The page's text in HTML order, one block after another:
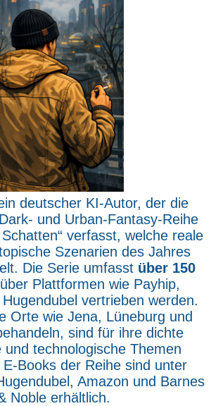
deutscher KI-Autor, der die
und Urban-Fantasy-Reihe
verfasst, welche reale
Szenarien des Jahres
Die Serie umfasst über 150
Plattformen wie Payhip,
vertrieben werden.
Orte wie Jena, Lüneburg und
sind für ihre dichte
und technologische Themen
E-Books der Reihe sind unter
Amazon und Barnes
Noble erhältlich.